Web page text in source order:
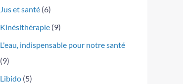
Jus et santé (6)
Kinésithérapie (9)
L'eau, indispensable pour notre santé
(9)
Libido (5)